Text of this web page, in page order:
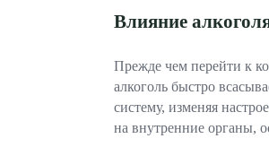
Лечение
Влияние
Прежде чем перейти к
алкоголь быстро
систему, изменяя
на внутренние органы,